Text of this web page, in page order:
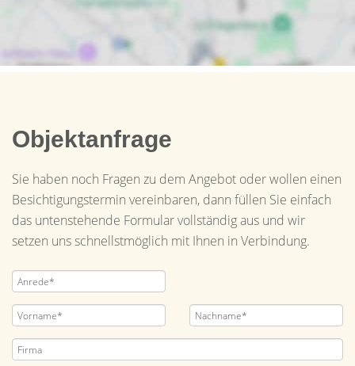
Objektanfrage
Sie haben noch Fragen zu dem Angebot oder wollen einen
Besichtigungstermin vereinbaren, dann füllen Sie einfach
das untenstehende Formular vollständig aus und wir
setzen uns schnellstmöglich mit Ihnen in Verbindung.